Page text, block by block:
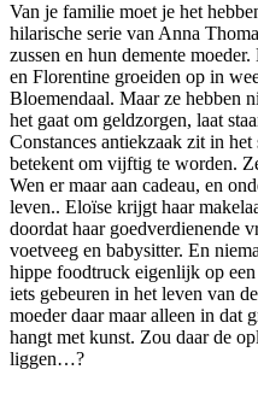
Van je familie moet je het
hilarische serie van Anna
zussen en hun demente
en Florentine groeiden op in
Bloemendaal. Maar ze hebben
het gaat om geldzorgen, laat
Constances antiekzaak zit in
betekent om vijftig te worden.
Wen er maar aan cadeau, en
leven.. Eloïse krijgt haar
doordat haar goedverdienende
voetveeg en babysitter. En
hippe foodtruck eigenlijk op
iets gebeuren in het leven van
moeder daar maar alleen in dat
hangt met kunst. Zou daar de
liggen…?